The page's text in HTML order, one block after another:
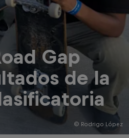
© Rodrigo López
Gap
de la